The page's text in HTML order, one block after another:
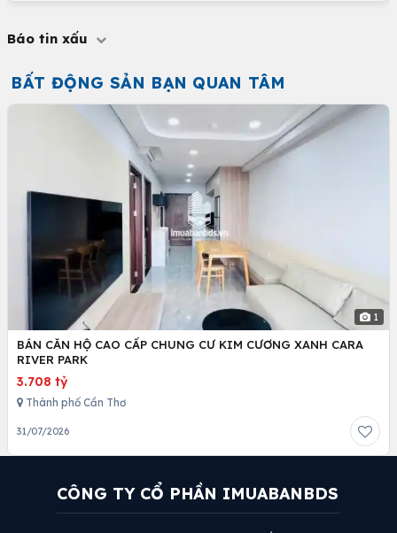
Báo tin xấu
BẤT ĐỘNG SẢN BẠN QUAN TÂM
1
BÁN CĂN HỘ CAO CẤP CHUNG CƯ KIM CƯƠNG XANH CARA
RIVER PARK
3.708 tỷ
Thành phố Cần Thơ
31/07/2026
CÔNG TY CỔ PHẦN IMUABANBDS